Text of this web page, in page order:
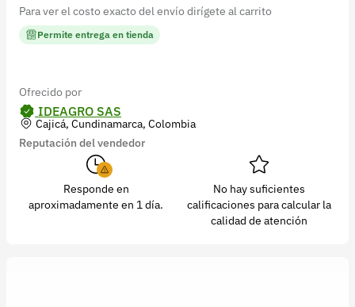
Para ver el costo exacto del envío dirígete al carrito
Permite entrega en tienda
Ofrecido por
IDEAGRO SAS
Cajicá, Cundinamarca, Colombia
Reputación del vendedor
Responde en
aproximadamente en 1 día.
No hay suficientes
calificaciones para calcular la
calidad de atención